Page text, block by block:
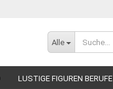
Alle
LUSTIGE FIGUREN BERUFE